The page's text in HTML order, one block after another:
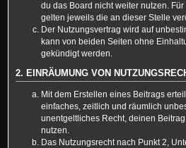
du das Board nicht weiter nutzen.
gelten jeweils die an dieser Stelle
Der Nutzungsvertrag wird auf
kann von beiden Seiten ohne
gekündigt werden.
2. EINRÄUMUNG VON
Mit dem Erstellen eines Beitrags
einfaches, zeitlich und räumlich
unentgeltliches Recht, deinen
nutzen.
Das Nutzungsrecht nach Punkt 2,